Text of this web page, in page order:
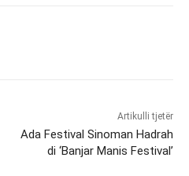
Artikulli tjetër
Ada Festival Sinoman Hadrah
di ‘Banjar Manis Festival’